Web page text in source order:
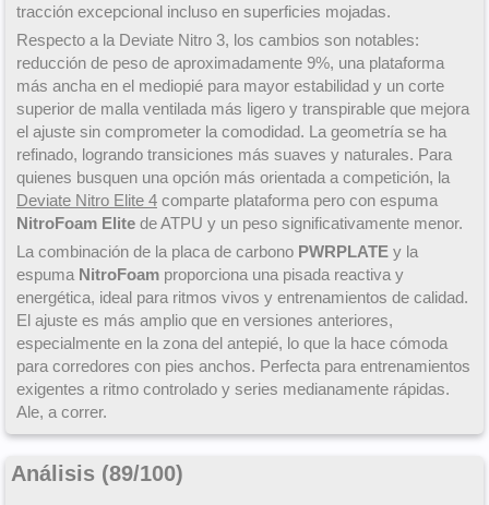
tracción excepcional incluso en superficies mojadas.
Respecto a la Deviate Nitro 3, los cambios son notables:
reducción de peso de aproximadamente 9%, una plataforma
más ancha en el mediopié para mayor estabilidad y un corte
superior de malla ventilada más ligero y transpirable que mejora
el ajuste sin comprometer la comodidad. La geometría se ha
refinado, logrando transiciones más suaves y naturales. Para
quienes busquen una opción más orientada a competición, la
Deviate Nitro Elite 4 comparte plataforma pero con espuma
NitroFoam Elite de ATPU y un peso significativamente menor.
La combinación de la placa de carbono PWRPLATE y la
espuma NitroFoam proporciona una pisada reactiva y
energética, ideal para ritmos vivos y entrenamientos de calidad.
El ajuste es más amplio que en versiones anteriores,
especialmente en la zona del antepié, lo que la hace cómoda
para corredores con pies anchos. Perfecta para entrenamientos
exigentes a ritmo controlado y series medianamente rápidas.
Ale, a correr.
Análisis (89/100)